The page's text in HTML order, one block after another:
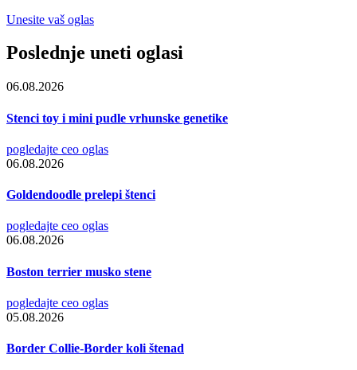
Unesite vaš oglas
Poslednje uneti oglasi
06.08.2026
Stenci toy i mini pudle vrhunske genetike
pogledajte ceo oglas
06.08.2026
Goldendoodle prelepi štenci
pogledajte ceo oglas
06.08.2026
Boston terrier musko stene
pogledajte ceo oglas
05.08.2026
Border Collie-Border koli štenad